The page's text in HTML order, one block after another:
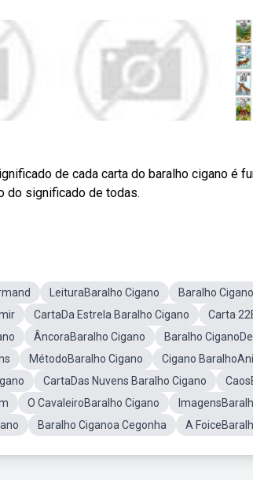
de cada carta do baralho cigano é
do significado de todas.
LeituraBaralho Cigano Baralho
CartaDa Estrela Baralho Cigano Carta
ÂncoraBaralho Cigano Baralho
MétodoBaralho Cigano Cigano
CartaDas Nuvens Baralho Cigano
O CavaleiroBaralho Cigano
Baralho Ciganoa Cegonha A